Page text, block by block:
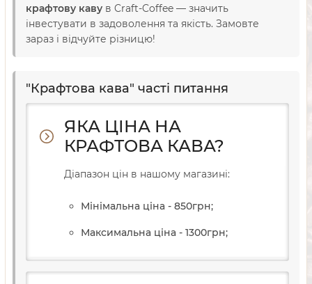
крафтову каву в Craft-Coffee — значить
інвестувати в задоволення та якість. Замовте
зараз і відчуйте різницю!
"Крафтова кава" часті питання
ЯКА ЦІНА НА
КРАФТОВА КАВА?
Діапазон цін в нашому магазині:
Мінімальна ціна - 850грн;
Максимальна ціна - 1300грн;